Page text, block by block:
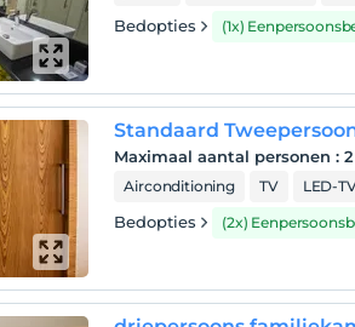
Bedopties (1x)
Standaard
Maximaal aantal personen :2
Airconditioning TV LED-
Bedopties (2x)